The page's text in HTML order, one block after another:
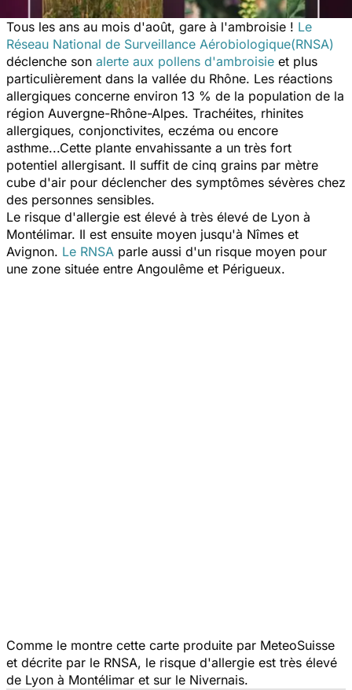
Tous les ans au mois d'août, gare à l'ambroisie ! Le
Réseau National de Surveillance Aérobiologique(RNSA)
déclenche son alerte aux pollens d'ambroisie et plus
particulièrement dans la vallée du Rhône. Les réactions
allergiques concerne environ 13 % de la population de la
région Auvergne-Rhône-Alpes. Trachéites, rhinites
allergiques, conjonctivites, eczéma ou encore
asthme...Cette plante envahissante a un très fort
potentiel allergisant. Il suffit de cinq grains par mètre
cube d'air pour déclencher des symptômes sévères chez
des personnes sensibles.
Le risque d'allergie est élevé à très élevé de Lyon à
Montélimar. Il est ensuite moyen jusqu'à Nîmes et
Avignon. Le RNSA parle aussi d'un risque moyen pour
une zone située entre Angoulême et Périgueux.
Comme le montre cette carte produite par MeteoSuisse
et décrite par le RNSA, le risque d'allergie est très élevé
de Lyon à Montélimar et sur le Nivernais.